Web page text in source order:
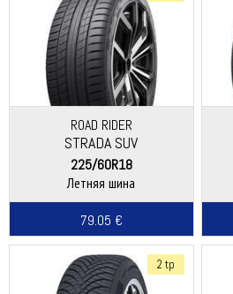
ROAD RIDER
STRADA SUV
225/60R18
Летняя шина
79.05 €
2 tp